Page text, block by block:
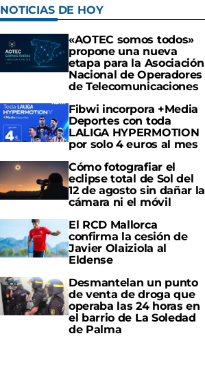
NOTICIAS DE HOY
«AOTEC somos todos»
propone una nueva
etapa para la Asociación
Nacional de Operadores
de Telecomunicaciones
Fibwi incorpora +Media
Deportes con toda
LALIGA HYPERMOTION
por solo 4 euros al mes
Cómo fotografiar el
eclipse total de Sol del
12 de agosto sin dañar la
cámara ni el móvil
El RCD Mallorca
confirma la cesión de
Javier Olaiziola al
Eldense
Desmantelan un punto
de venta de droga que
operaba las 24 horas en
el barrio de La Soledad
de Palma